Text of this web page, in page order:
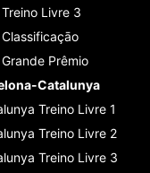
Treino Livre 3
Classificaçāo
Grande Prêmio
Catalunya
Treino Livre 1
Treino Livre 2
Treino Livre 3